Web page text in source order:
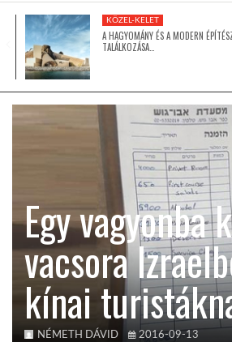
ÁZSIA
AUSZTRÁLIA
A VILÁG ITTHON
KÖZEL-KELET
A HAGYOMÁNY ÉS A MODERN
TALÁLKOZÁSA…
Egy vagyonba
vacsora
kínai
NÉMETH DÁVID 2016-09-13